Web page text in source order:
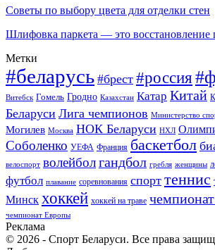
Советы по выбору цвета для отделки стен
Шлифовка паркета — это восстановление
Метки
#беларусь #брест #россия
Витебск Гомель Гродно Казахстан Катар Китай
Беларуси Лига чемпионов Министерство
Могилев Москва НОК Беларуси НХЛ
Соболенко УЕФА Франция баскетбол
велоспорт волейболгандбол гребля женщины
футбол плавание соревнования спорт теннис
Минск хоккей хоккей на траве
чемпионат Европы
Реклама
© 2026 - Спорт Беларуси. Все права